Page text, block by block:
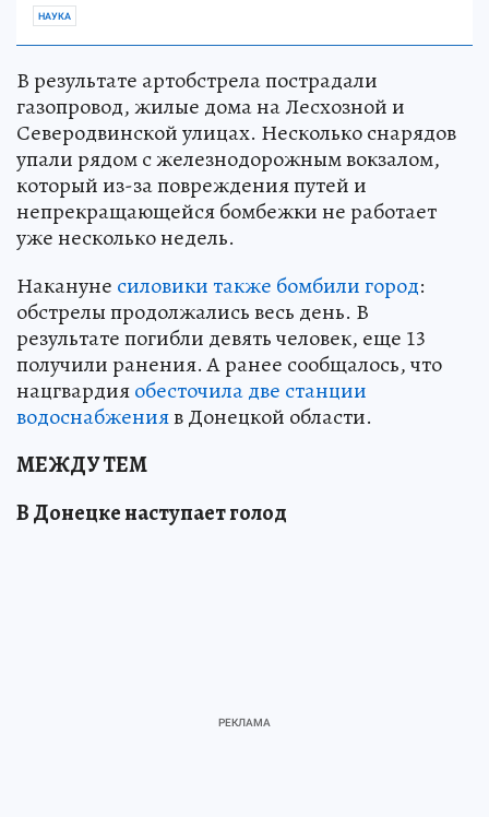
НАУКА
В результате артобстрела пострадали
газопровод, жилые дома на Лесхозной и
Северодвинской улицах. Несколько снарядов
упали рядом с железнодорожным вокзалом,
который из-за повреждения путей и
непрекращающейся бомбежки не работает
уже несколько недель.
Накануне силовики также бомбили город:
обстрелы продолжались весь день. В
результате погибли девять человек, еще 13
получили ранения. А ранее сообщалось, что
нацгвардияобесточила две станции
водоснабженияв Донецкой области.
МЕЖДУ ТЕМ
В Донецке наступает голод